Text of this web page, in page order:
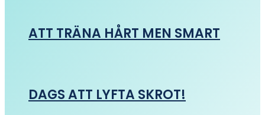
ATT TRÄNA HÅRT MEN SMART
DAGS ATT LYFTA SKROT!